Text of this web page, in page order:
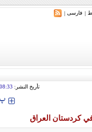
| فارسی |
طهران الحمراء
تأريخ النشر: 08:33
کردستان العراق